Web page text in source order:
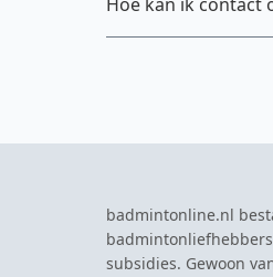
badmintonline.nl
subsidies. Gewoon